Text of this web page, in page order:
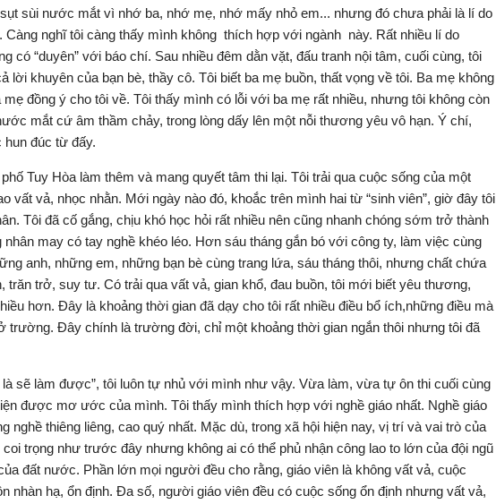
sùi nước mắt vì nhớ ba, nhớ mẹ, nhớ mấy nhỏ em... nhưng đó chưa phải là lí do
Càng nghĩ tôi càng thấy mình không thích hợp với ngành này. Rất nhiều lí do
có “duyên” với báo chí. Sau nhiều đêm dằn vặt, đấu tranh nội tâm, cuối cùng, tôi
lời khuyên của bạn bè, thầy cô. Tôi biết ba mẹ buồn, thất vọng về tôi. Ba mẹ không
đồng ý cho tôi về. Tôi thấy mình có lỗi với ba mẹ rất nhiều, nhưng tôi không còn
mắt cứ âm thầm chảy, trong lòng dấy lên một nỗi thương yêu vô hạn. Ý chí,
đúc từ đấy.
Tuy Hòa làm thêm và mang quyết tâm thi lại. Tôi trải qua cuộc sống của một
vất vả, nhọc nhằn. Mới ngày nào đó, khoắc trên mình hai từ “sinh viên”, giờ đây tôi
Tôi đã cố gắng, chịu khó học hỏi rất nhiều nên cũng nhanh chóng sớm trở thành
may có tay nghề khéo léo. Hơn sáu tháng gắn bó với công ty, làm việc cùng
anh, những em, những bạn bè cùng trang lứa, sáu tháng thôi, nhưng chất chứa
trăn trở, suy tư. Có trải qua vất vả, gian khổ, đau buồn, tôi mới biết yêu thương,
hơn. Đây là khoảng thời gian đã dạy cho tôi rất nhiều điều bổ ích,những điều mà
Đây chính là trường đời, chỉ một khoảng thời gian ngắn thôi nhưng tôi đã
sẽ làm được”, tôi luôn tự nhủ với mình như vậy. Vừa làm, vừa tự ôn thi cuối cùng
được mơ ước của mình. Tôi thấy mình thích hợp với nghề giáo nhất. Nghề giáo
nghề thiêng liêng, cao quý nhất. Mặc dù, trong xã hội hiện nay, vị trí và vai trò của
trọng như trước đây nhưng không ai có thể phủ nhận công lao to lớn của đội ngũ
đất nước. Phần lớn mọi người đều cho rằng, giáo viên là không vất vả, cuộc
nhàn hạ, ổn định. Đa số, người giáo viên đều có cuộc sống ổn định nhưng vất vả,